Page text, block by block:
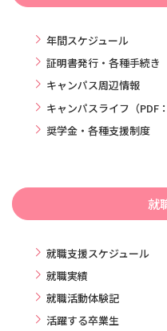
年間スケジュール
証明書発行・各種手続き
キャンパス周辺情報
キャンパスライフ（PDF
奨学金・各種支援制度
就
就職支援スケジュール
就職実績
就職活動体験記
活躍する卒業生